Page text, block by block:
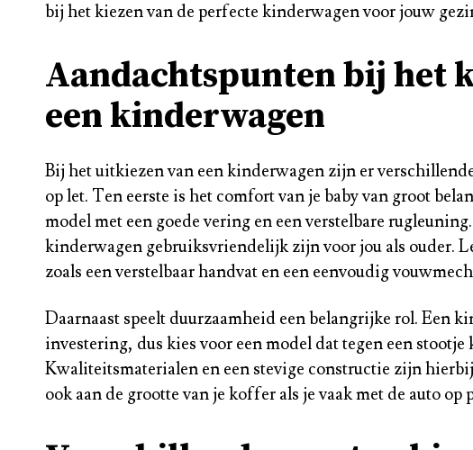
bij het kiezen van de perfecte kinderwagen voor jouw
Aandachtspunten bij het
een kinderwagen
Bij het uitkiezen van een kinderwagen zijn er
op let. Ten eerste is het comfort van je baby van groot
model met een goede vering en een verstelbare
kinderwagen gebruiksvriendelijk zijn voor jou als ouder.
zoals een verstelbaar handvat en een eenvoudig
Daarnaast speelt duurzaamheid een belangrijke rol. Een
investering, dus kies voor een model dat tegen een stootje
Kwaliteitsmaterialen en een stevige constructie zijn
ook aan de grootte van je koffer als je vaak met de auto op